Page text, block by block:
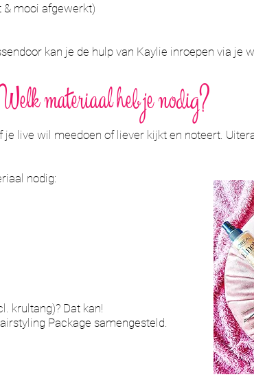
& mooi afgewerkt)
kan je de hulp van Kaylie inroepen via je
materiaal heb je nodig?
je live wil meedoen of liever kijkt en noteert.
nodig:
krultang)? Dat kan!
Package samengesteld.